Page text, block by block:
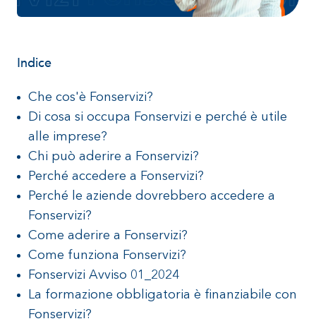
Indice
Che cos'è Fonservizi?
Di cosa si occupa Fonservizi e perché è utile
alle imprese?
Chi può aderire a Fonservizi?
Perché accedere a Fonservizi?
Perché le aziende dovrebbero accedere a
Fonservizi?
Come aderire a Fonservizi?
Come funziona Fonservizi?
Fonservizi Avviso 01_2024
La formazione obbligatoria è finanziabile con
Fonservizi?